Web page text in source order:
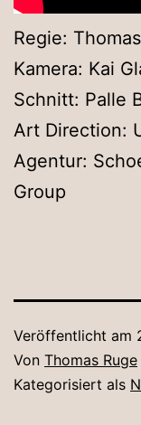
Regie:
Kamera: Kai
Schnitt: Palle
Art Direction:
Agentur:
Group
Veröffentlicht am
Von Thomas Ruge
Kategorisiert als